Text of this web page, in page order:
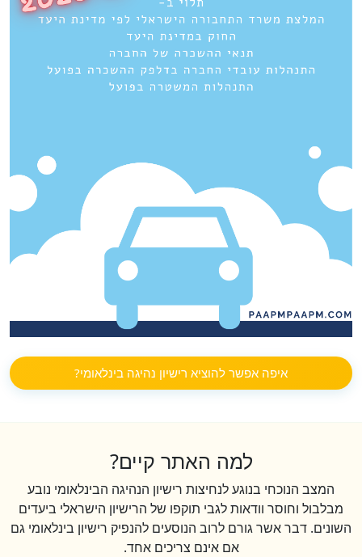
איפה אפשר להוציא רישיון נהיגה בינלאומי?
למה האתר קיים?
המצב הנוכחי בנוגע לנחיצות רישיון הנהיגה הבינלאומי נובע
מבלבול וחוסר וודאות לגבי תוקפו של הרישיון הישראלי ביעדים
השונים. דבר אשר גורם לרוב הנוסעים להנפיק רישיון בינלאומי גם
אם אינם צריכים אחד.